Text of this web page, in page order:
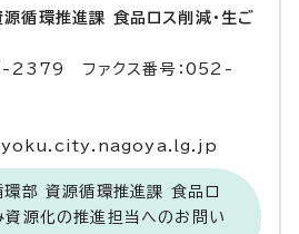
循環推進課 食品ロス削減・生ご
2379 ファクス番号：052-
部 資源循環推進課 食品ロ
資源化の推進担当へのお問い